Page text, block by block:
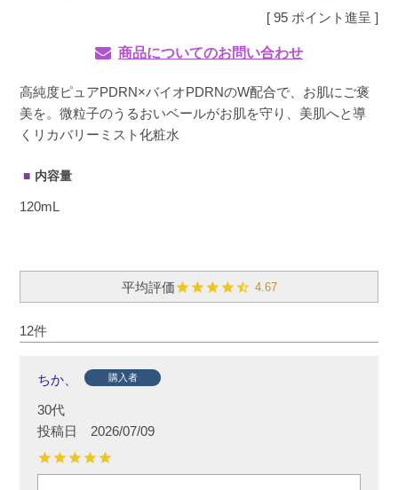
[ 95 ポイント進呈 ]
商品についてのお問い合わせ
高純度ピュアPDRN×バイオPDRNのW配合で、お肌にご褒
美を。微粒子のうるおいベールがお肌を守り、美肌へと導
くリカバリーミスト化粧水
内容量
120mL
4.67
12
ちか、 購入者
30代
投稿日
2026/07/09